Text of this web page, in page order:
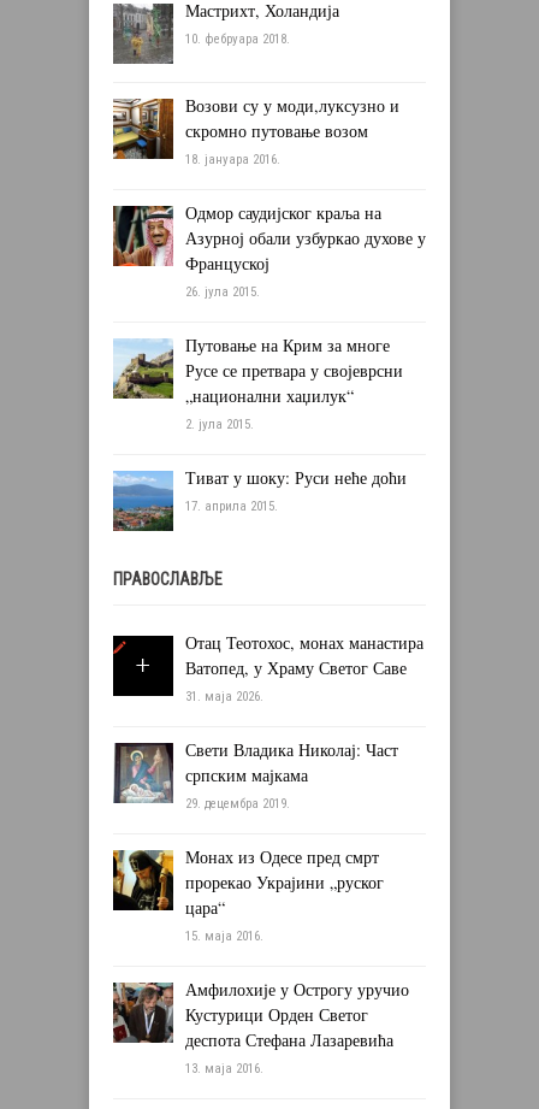
Мастрихт, Холандија
10. фебруара 2018.
Возови су у моди,луксузно и
скромно путовање возом
18. јануара 2016.
Одмор саудијског краља на
Азурној обали узбуркао духове у
Француској
26. јула 2015.
Путовање на Крим за многе
Русе се претвара у својеврсни
„национални хаџилук“
2. јула 2015.
Тиват у шоку: Руси неће доћи
17. априла 2015.
ПРАВОСЛАВЉЕ
Отац Теотохос, монах манастира
Ватопед, у Храму Светог Саве
31. маја 2026.
Свети Владика Николај: Част
српским мајкама
29. децембра 2019.
Монах из Одесе пред смрт
прорекао Украјини „руског
цара“
15. маја 2016.
Амфилохије у Острогу уручио
Кустурици Орден Светог
деспота Стефана Лазаревића
13. маја 2016.